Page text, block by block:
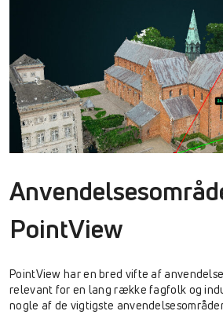
PointView
PointView har en bred vifte af
relevant for en lang række fagfolk og
nogle af de vigtigste